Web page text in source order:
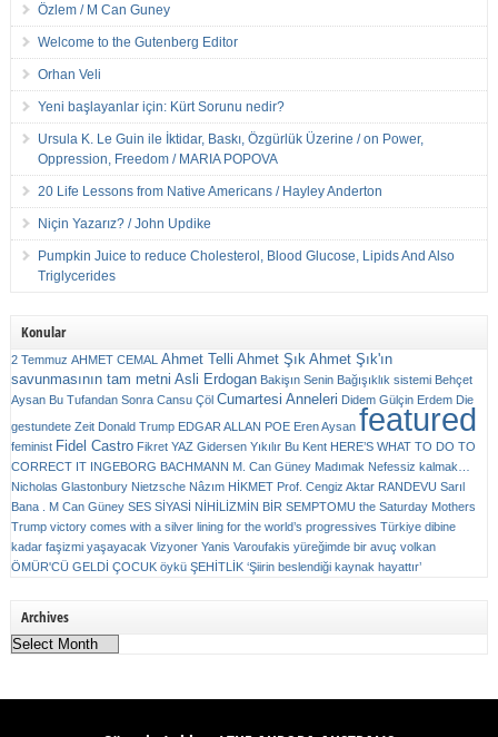
Özlem / M Can Guney
Welcome to the Gutenberg Editor
Orhan Veli
Yeni başlayanlar için: Kürt Sorunu nedir?
Ursula K. Le Guin ile İktidar, Baskı, Özgürlük Üzerine / on Power,
Oppression, Freedom / MARIA POPOVA
20 Life Lessons from Native Americans / Hayley Anderton
Niçin Yazarız? / John Updike
Pumpkin Juice to reduce Cholesterol, Blood Glucose, Lipids And Also
Triglycerides
Konular
2 Temmuz AHMET CEMAL Ahmet Telli Ahmet Şık Ahmet Şık'ın
savunmasının tam metni Asli Erdogan Bakişın Senin Bağışıklık sistemi Behçet
Aysan Bu Tufandan Sonra Cansu Çöl Cumartesi Anneleri Didem Gülçin Erdem Die
gestundete Zeit Donald Trump EDGAR ALLAN POE Eren Aysan featured
feminist Fidel Castro Fikret YAZ Gidersen Yıkılır Bu Kent HERE’S WHAT TO DO TO
CORRECT IT INGEBORG BACHMANN M. Can Güney Madımak Nefessiz kalmak…
Nicholas Glastonbury Nietzsche Nâzım HİKMET Prof. Cengiz Aktar RANDEVU Sarıl
Bana . M Can Güney SES SİYASİ NİHİLİZMİN BİR SEMPTOMU the Saturday Mothers
Trump victory comes with a silver lining for the world’s progressives Türkiye dibine
kadar faşizmi yaşayacak Vizyoner Yanis Varoufakis yüreğimde bir avuç volkan
ÖMÜR'CÜ GELDİ ÇOCUK öykü ŞEHİTLİK ‘Şiirin beslendiği kaynak hayattır’
Archives
Archives